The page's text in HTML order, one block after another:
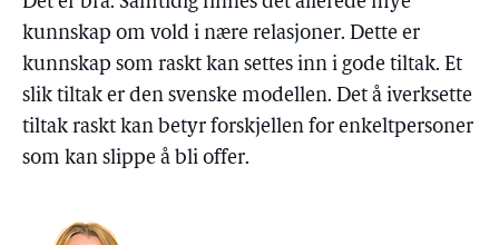
kunnskap om vold i nære relasjoner. Dette er
kunnskap som raskt kan settes inn i gode tiltak. Et
slik tiltak er den svenske modellen. Det å iverksette
tiltak raskt kan betyr forskjellen for enkeltpersoner
som kan slippe å bli offer.